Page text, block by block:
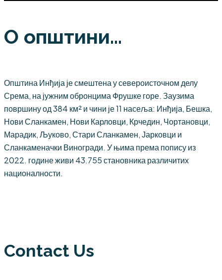
О општини...
Општина Инђија је смештена у североисточном делу
Срема, на јужним обронцима Фрушке горе. Заузима
површину од 384 км² и чини је 11 насеља: Инђија, Бешка,
Нови Сланкамен, Нови Карловци, Крчедин, Чортановци,
Марадик, Љуково, Стари Сланкамен, Јарковци и
Сланкаменачки Виногради. У њима према попису из
2022. године живи 43.755 становника различитих
националности.
Contact Us